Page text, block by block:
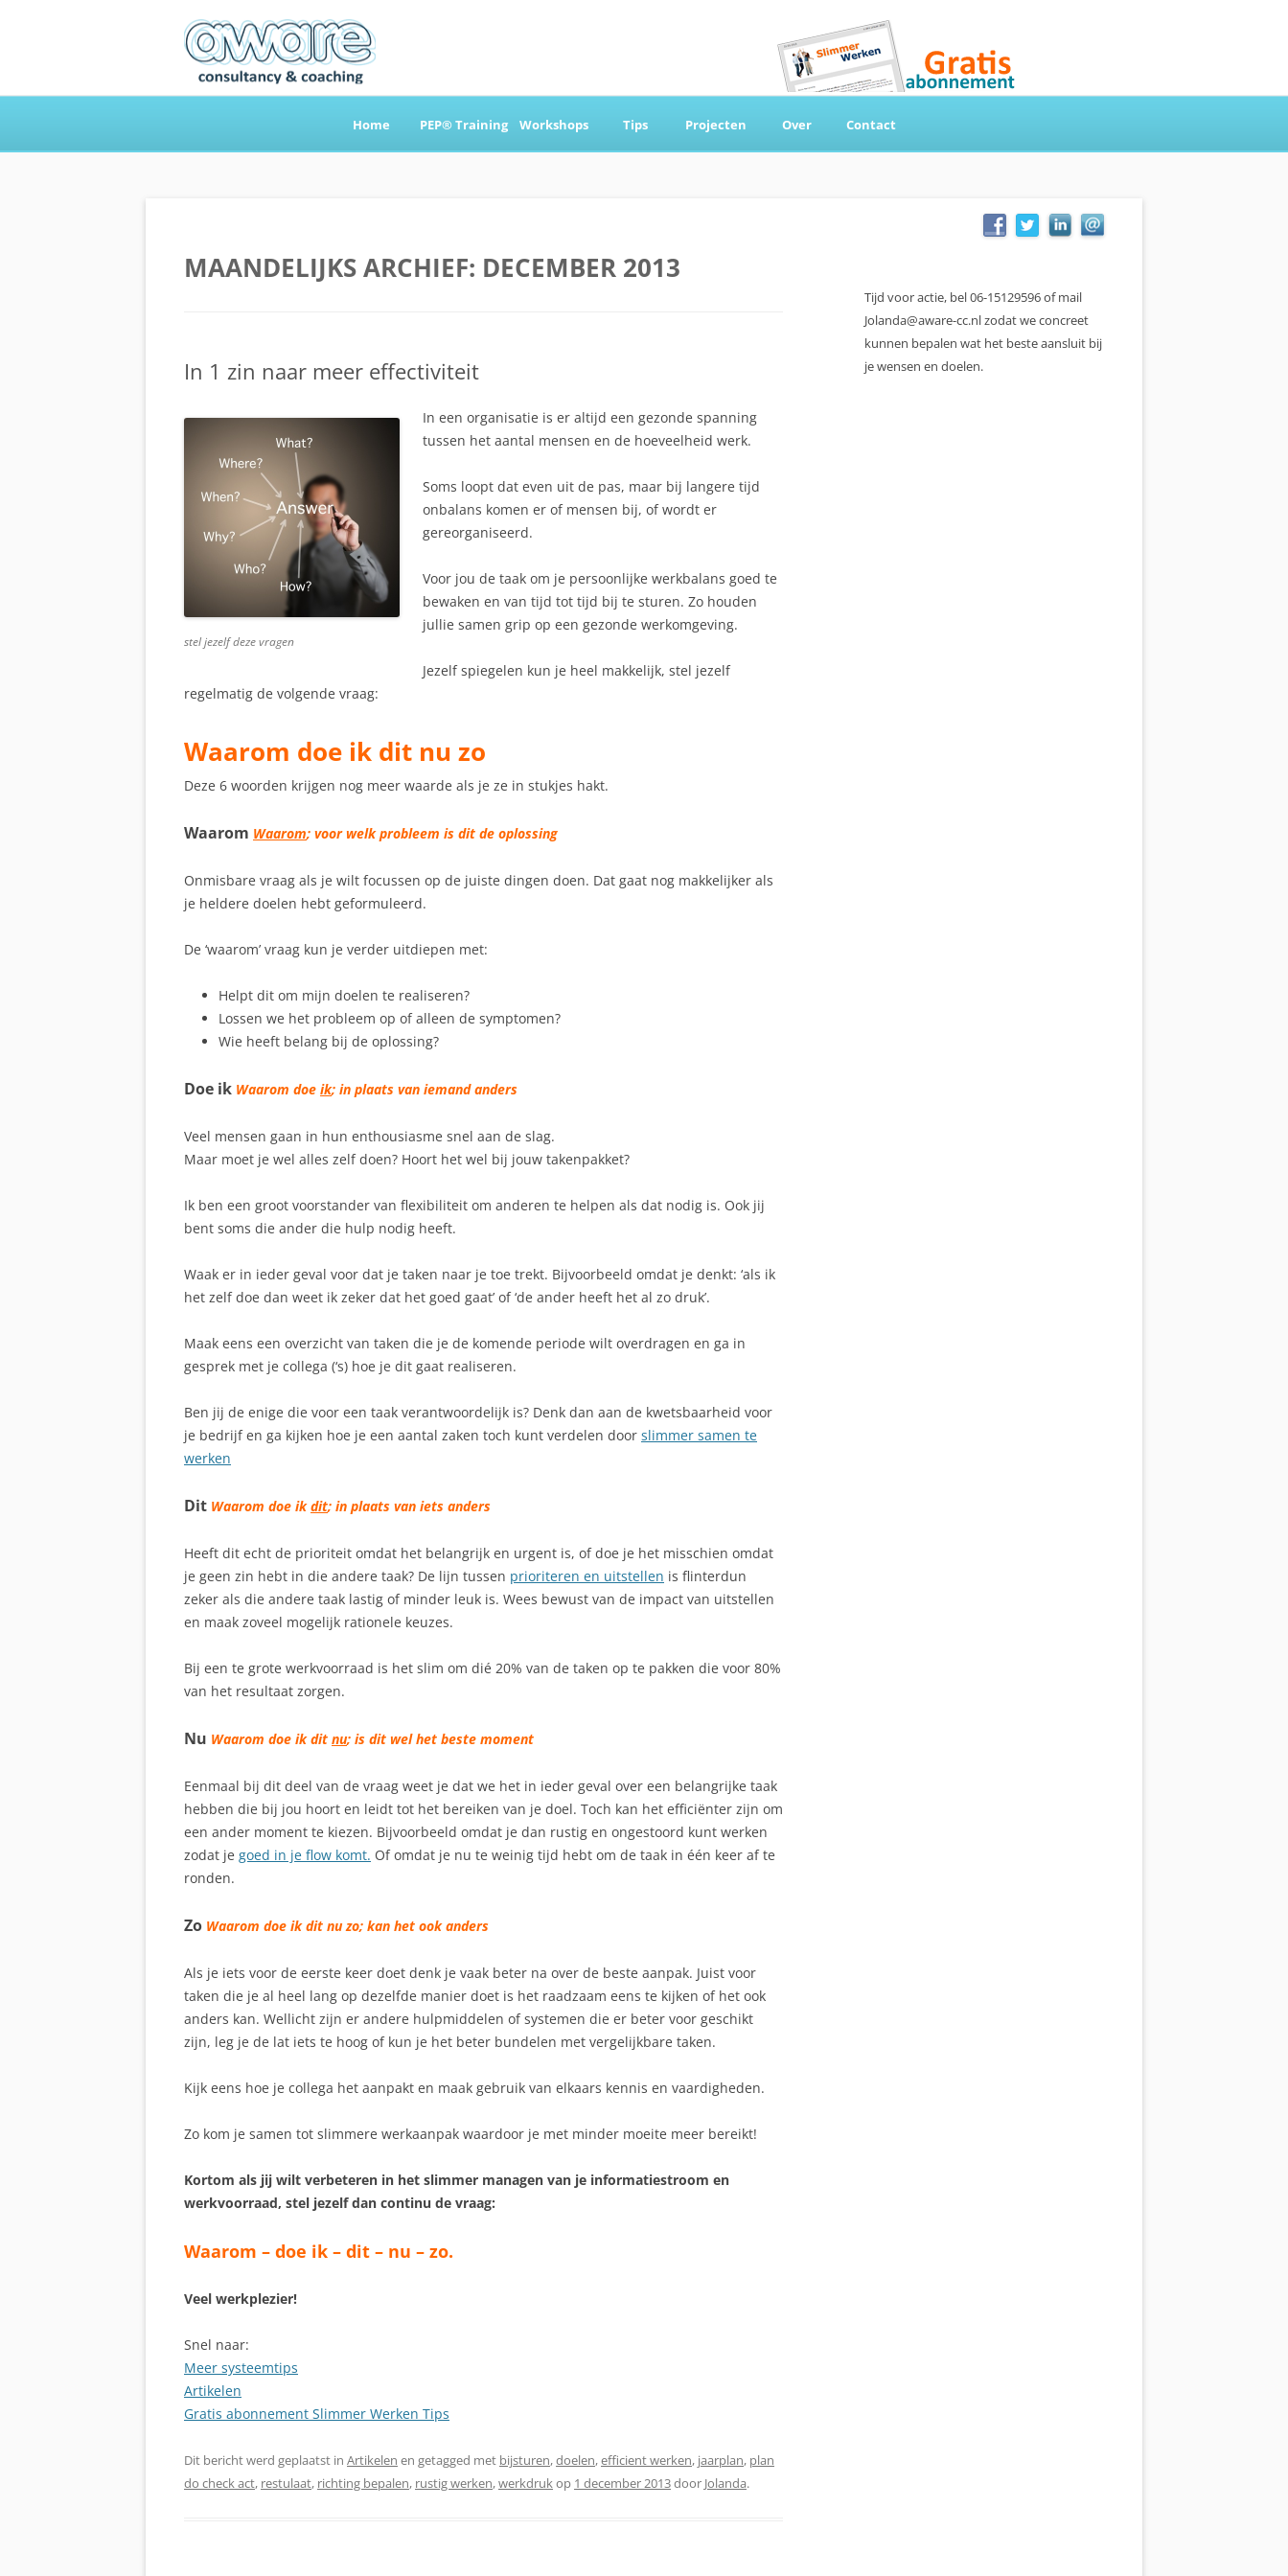
Ga
de
Home PEP® Training Workshops Tips Projecten Over Contact
MAANDELIJKS ARCHIEF: DECEMBER 2013
In 1 zin naar meer effectiviteit
stel jezelf deze vragen
In een organisatie is er altijd een gezonde spanning
tussen het aantal mensen en de hoeveelheid werk.
Soms loopt dat even uit de pas, maar bij langere tijd
onbalans komen er of mensen bij, of wordt er
gereorganiseerd.
Voor jou de taak om je persoonlijke werkbalans goed te
bewaken en van tijd tot tijd bij te sturen. Zo houden
jullie samen grip op een gezonde werkomgeving.
Jezelf spiegelen kun je heel makkelijk, stel jezelf
regelmatig de volgende vraag:
Waarom doe ik dit nu zo
Deze 6 woorden krijgen nog meer waarde als je ze in stukjes hakt.
Waarom Waarom; voor welk probleem is dit de oplossing
Onmisbare vraag als je wilt focussen op de juiste dingen doen. Dat gaat nog makkelijker als
je heldere doelen hebt geformuleerd.
De ‘waarom’ vraag kun je verder uitdiepen met:
Helpt dit om mijn doelen te realiseren?
Lossen we het probleem op of alleen de symptomen?
Wie heeft belang bij de oplossing?
Doe ik Waarom doe ik; in plaats van iemand anders
Veel mensen gaan in hun enthousiasme snel aan de slag.
Maar moet je wel alles zelf doen? Hoort het wel bij jouw takenpakket?
Ik ben een groot voorstander van flexibiliteit om anderen te helpen als dat nodig is. Ook jij
bent soms die ander die hulp nodig heeft.
Waak er in ieder geval voor dat je taken naar je toe trekt. Bijvoorbeeld omdat je denkt: ‘als ik
het zelf doe dan weet ik zeker dat het goed gaat’ of ‘de ander heeft het al zo druk’.
Maak eens een overzicht van taken die je de komende periode wilt overdragen en ga in
gesprek met je collega (‘s) hoe je dit gaat realiseren.
Ben jij de enige die voor een taak verantwoordelijk is? Denk dan aan de kwetsbaarheid voor
je bedrijf en ga kijken hoe je een aantal zaken toch kunt verdelen door slimmer samen te
werken
Dit Waarom doe ikdit; in plaats van iets anders
Heeft dit echt de prioriteit omdat het belangrijk en urgent is, of doe je het misschien omdat
je geen zin hebt in die andere taak? De lijn tussen prioriteren en uitstellen is flinterdun
zeker als die andere taak lastig of minder leuk is. Wees bewust van de impact van uitstellen
en maak zoveel mogelijk rationele keuzes.
Bij een te grote werkvoorraad is het slim om dié 20% van de taken op te pakken die voor 80%
van het resultaat zorgen.
Nu Waarom doe ik dit nu; is dit wel het beste moment
Eenmaal bij dit deel van de vraag weet je dat we het in ieder geval over een belangrijke taak
hebben die bij jou hoort en leidt tot het bereiken van je doel. Toch kan het efficiënter zijn om
een ander moment te kiezen. Bijvoorbeeld omdat je dan rustig en ongestoord kunt werken
zodat je goed in je flow komt. Of omdat je nu te weinig tijd hebt om de taak in één keer af te
ronden.
Zo Waarom doe ik dit nu zo; kan het ook anders
Als je iets voor de eerste keer doet denk je vaak beter na over de beste aanpak. Juist voor
taken die je al heel lang op dezelfde manier doet is het raadzaam eens te kijken of het ook
anders kan. Wellicht zijn er andere hulpmiddelen of systemen die er beter voor geschikt
zijn, leg je de lat iets te hoog of kun je het beter bundelen met vergelijkbare taken.
Kijk eens hoe je collega het aanpakt en maak gebruik van elkaars kennis en vaardigheden.
Zo kom je samen tot slimmere werkaanpak waardoor je met minder moeite meer bereikt!
Kortom als jij wilt verbeteren in het slimmer managen van je informatiestroom en
werkvoorraad, stel jezelf dan continu de vraag:
Waarom – doe ik – dit – nu – zo.
Veel werkplezier!
Snel naar:
Meer systeemtips
Artikelen
Gratis abonnement Slimmer Werken Tips
Dit bericht werd geplaatst in Artikelen en getagged met bijsturen,doelen,efficient werken, jaarplan, plan
do check act, restulaat, richting bepalen, rustig werken,werkdrukop 1 december 2013door Jolanda.
Tijd voor actie, bel 06-15129596 of mail
Jolanda@aware-cc.nl zodat we concreet
kunnen bepalen wat het beste aansluit bij
je wensen en doelen.